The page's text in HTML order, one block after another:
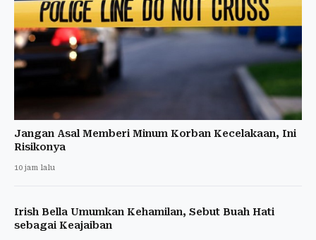
Jangan Asal Memberi Minum Korban Kecelakaan, Ini
Risikonya
10 jam lalu
Irish Bella Umumkan Kehamilan, Sebut Buah Hati
sebagai Keajaiban